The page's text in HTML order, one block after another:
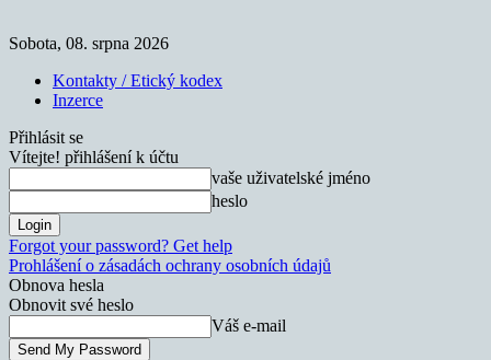
Sobota, 08. srpna 2026
Kontakty / Etický kodex
Inzerce
Přihlásit se
Vítejte! přihlášení k účtu
vaše uživatelské jméno
heslo
Forgot your password? Get help
Prohlášení o zásadách ochrany osobních údajů
Obnova hesla
Obnovit své heslo
Váš e-mail